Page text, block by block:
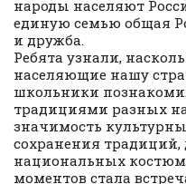
народы населяют
единую семью общая
и дружба.
Ребята узнали,
населяющие нашу
школьники
традициями разных
значимость
сохранения
национальных
моментов стала